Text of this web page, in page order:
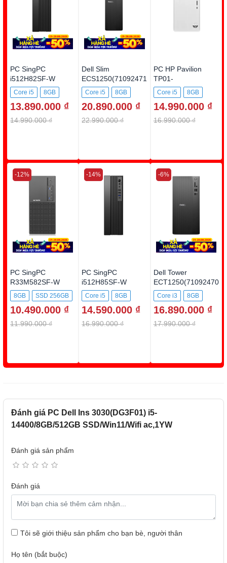
PC SingPC
i512H82SF-W
Core i5
8GB
SSD 256GB
13.890.000 ₫
14.990.000 ₫
Dell Slim
ECS1250(71092471
)Core i5
8GB
SSD 512GB
20.890.000 ₫
22.990.000 ₫
PC HP Pavilion
TP01-
4010d(8C5T2PA)
i5-
13400/8GB/256GB
SSD
Core i5 8GB
14.990.000 ₫
16.990.000 ₫
PC SingPC
R33M582SF-W
8GB SSD 256GB
10.490.000 ₫
11.990.000 ₫
-12%
PC SingPC
i512H85SF-W
Core i5
8GB
SSD 512GB
14.590.000 ₫
16.990.000 ₫
-14%
Dell Tower
ECT1250(71092470
)Core i3
8GB
SSD 512GB
16.890.000 ₫
17.990.000 ₫
-6%
Đánh giá PC Dell Ins 3030(DG3F01) i5-
14400/8GB/512GB SSD/Win11/Wifi ac,1YW
Đánh giá sản phẩm
Đánh giá
Tôi sẽ giới thiệu sản phẩm cho bạn bè, người thân
Họ tên (bắt buộc)